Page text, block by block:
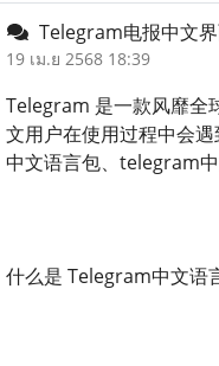
Telegram电报中文
19 เม.ย 2568 18:39
Telegram 是一款风靡全
文用户在使用过程中会
中文语言包、telegram
什么是 Telegram中文语